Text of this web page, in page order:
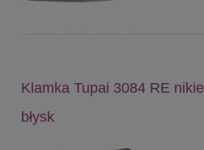
Klamka Tupai 3084 RE
błysk